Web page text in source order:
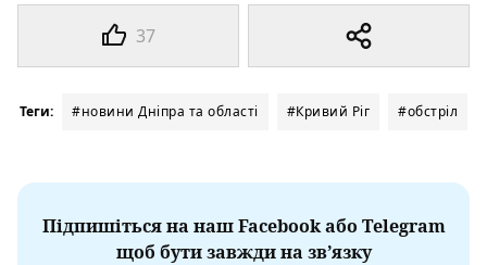
37
Теги: #новини Дніпра та області #Кривий Ріг #обстріл
Підпишіться на наш Facebook або Telegram
щоб бути завжди на зв’язку